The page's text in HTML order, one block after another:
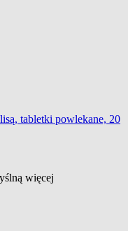
tabletki powlekane, 20
więcej